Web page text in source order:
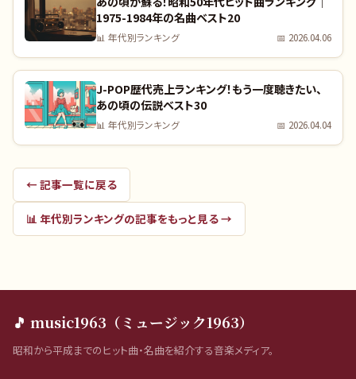
1975-1984年の名曲ベスト20
📊 年代別ランキング 📅 2026.04.06
J-POP歴代売上ランキング！もう一度聴きたい、
あの頃の伝説ベスト30
📊 年代別ランキング 📅 2026.04.04
← 記事一覧に戻る
📊 年代別ランキングの記事をもっと見る →
🎵 music1963（ミュージック1963）
昭和から平成までのヒット曲・名曲を紹介する音楽メディア。